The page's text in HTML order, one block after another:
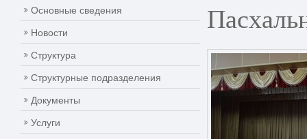
Основные сведения
Новости
Структура
Структурные подразделения
Документы
Услуги